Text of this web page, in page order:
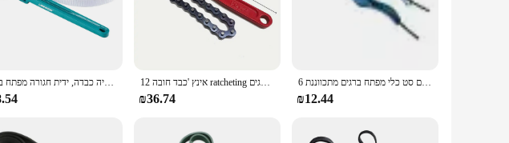
Its ergonomic design ensures a comfortable grip, reducing hand fatigue during
an indispensable tool for professionals and DIY enthusiasts alike.
with large or small pipes, this key can adapt to fit, ensuring a secure grip and
plumbers to homeowners tackling simple repairs.
both on-site work and home repairs. Whether you're a wholesaler, vendor, or supplier,
tasks.
ספרטון 12 "מסנן שמן מתכוונן רצועת ברגים, כפולה ניילון שכבתית רצועת ברגים אינסטלציה כבדה, ידית חגורה מפתח ברגים 12 אינץ 'כבד חובה ratcheting ברגים חומר הפילטר שמן מסנן כלי עזר להתאים שמן מסנן שרשרת מסנן שמן אריזת מפתח ברגים
₪36.74
6 אינץ רצועת ברגים להגדיר גומי אוניברסלי רצועת ברגים שמן מסנן רצועת מפתח ברגים סט כלי מפתח ברגים מתכווננת
₪12.44